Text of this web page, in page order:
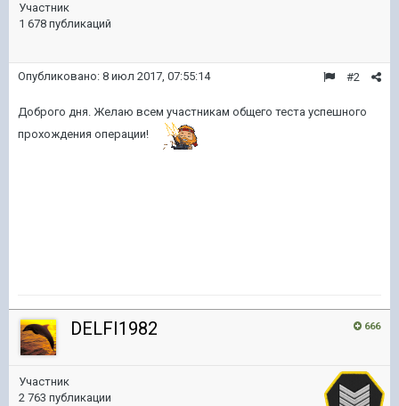
Участник
1 678 публикаций
#2
Опубликовано: 8 июл 2017, 07:55:14
Доброго дня. Желаю всем участникам общего теста успешного
прохождения операции!
666
DELFI1982
Участник
2 763 публикации